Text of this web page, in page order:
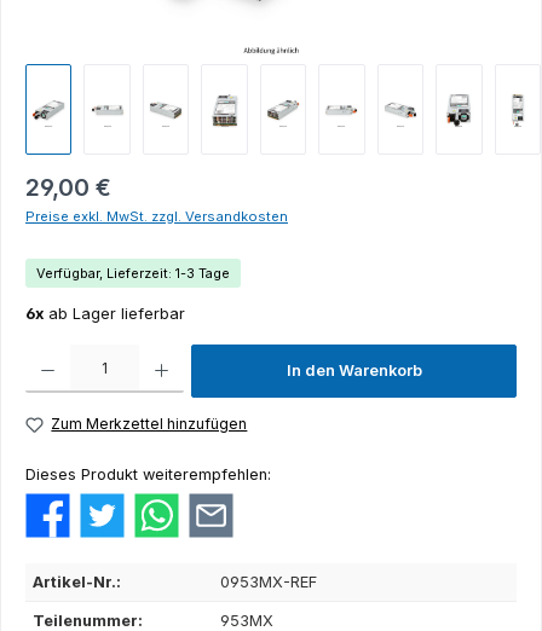
29,00 €
Preise exkl. MwSt. zzgl. Versandkosten
Verfügbar, Lieferzeit: 1-3 Tage
6x ab Lager lieferbar
In den Warenkorb
Zum Merkzettel hinzufügen
Dieses Produkt weiterempfehlen:
Artikel-Nr.: 0953MX-REF
Teilenummer: 953MX